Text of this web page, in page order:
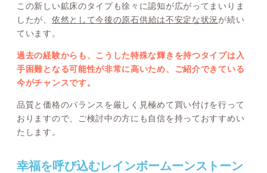
この新しい鉱床のタイプも徐々に認知が広がってまいりま
したが、 依然として今後の原石供給は不安定な状況が続い
ています。
過去の経験からも、こうした特殊な輝きを持つタイプは入
手困難となる可能性が非常に高いため、ご紹介できている
今がチャンスです。
品質と価格のバランスを厳しく見極めて買い付けを行って
おりますので、ご検討中の方にも自信を持っておすすめい
たします。
幸福を呼び込むレインボームーンストーン